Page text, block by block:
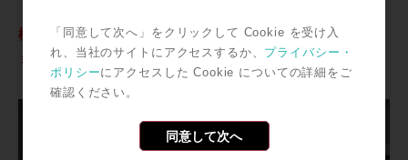
機能でコラボしているユーザー同士でのコミュニケーシ
ョンが可能。
「同意して次へ」をクリックして Cookie を受け入
れ、当社のサイトにアクセスするか、 プライバシー・
ポリシーにアクセスした Cookie についての詳細をご
確認ください。
同意して次へ